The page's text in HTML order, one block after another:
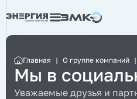
Главная | О группе компаний |
Мы в
Уважаемые друзья и